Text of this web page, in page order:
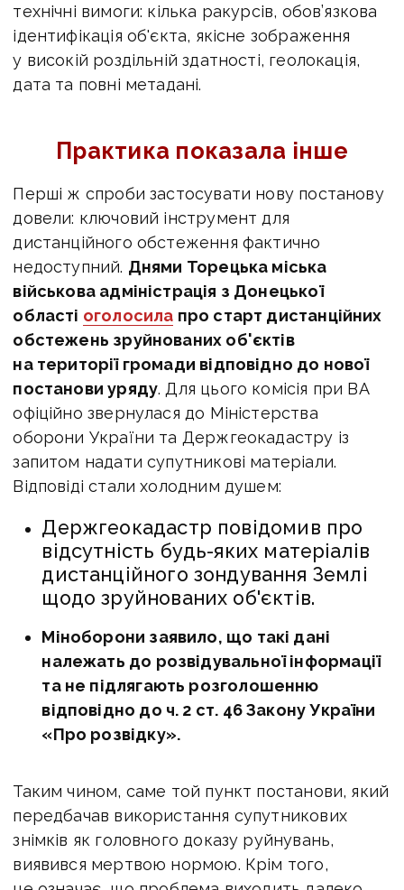
технічні вимоги: кілька ракурсів, обов’язкова
ідентифікація об'єкта, якісне зображення
у високій роздільній здатності, геолокація,
дата та повні метадані.
Практика показала інше
Перші ж спроби застосувати нову постанову
довели: ключовий інструмент для
дистанційного обстеження фактично
недоступний. Днями Торецька міська
військова адміністрація з Донецької
області оголосила про старт дистанційних
обстежень зруйнованих об'єктів
на території громади відповідно до нової
постанови уряду. Для цього комісія при ВА
офіційно звернулася до Міністерства
оборони України та Держгеокадастру із
запитом надати супутникові матеріали.
Відповіді стали холодним душем:
Держгеокадастр повідомив про
відсутність будь-яких матеріалів
дистанційного зондування Землі
щодо зруйнованих об'єктів.
Міноборони заявило, що такі дані
належать до розвідувальної інформації
та не підлягають розголошенню
відповідно до ч. 2 ст. 46 Закону України
«Про розвідку».
Таким чином, саме той пункт постанови, який
передбачав використання супутникових
знімків як головного доказу руйнувань,
виявився мертвою нормою. Крім того,